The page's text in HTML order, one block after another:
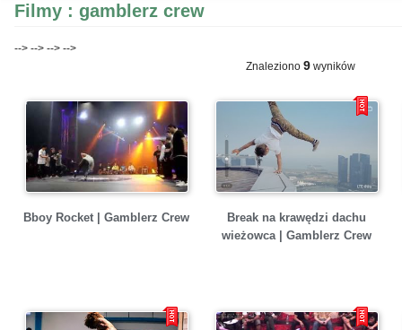
Filmy : gamblerz crew
--> --> --> -->
Znaleziono 9 wyników
Bboy Rocket | Gamblerz Crew
Break na krawędzi dachu
wieżowca | Gamblerz Crew